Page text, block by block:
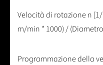
Velocità di rotazione n
m/min * 1000) /
Programmazione della